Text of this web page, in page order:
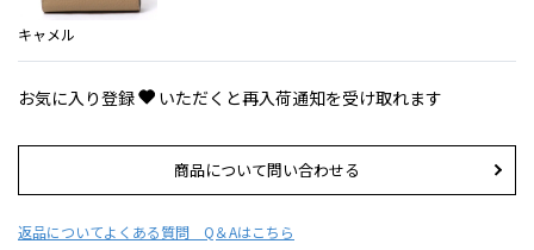
キャメル
お気に入り登録 いただくと再入荷通知を受け取れます
商品について問い合わせる
返品についてよくある質問 Q＆Aはこちら